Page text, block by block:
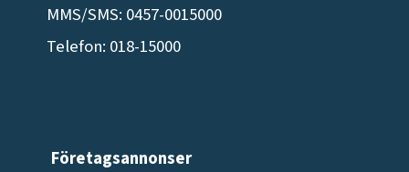
MMS/SMS: 0457-0015000
Telefon: 018-15000
Företagsannonser